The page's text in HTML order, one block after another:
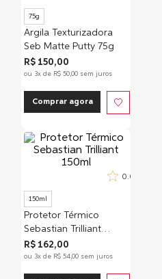
75g
Argila Texturizadora
Seb Matte Putty 75g
R$ 150,00
ou 3x de R$ 50,00 sem juros
Comprar agora
0.0
150ml
Protetor Térmico
Sebastian Trilliant
150ml
R$ 162,00
ou 3x de R$ 54,00 sem juros